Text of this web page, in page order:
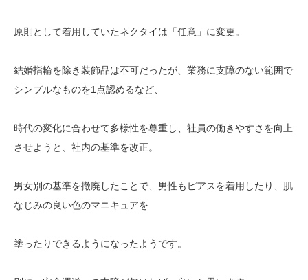
原則として着用していたネクタイは「任意」に変更。
結婚指輪を除き装飾品は不可だったが、業務に支障のない範囲で
シンプルなものを1点認めるなど、
時代の変化に合わせて多様性を尊重し、社員の働きやすさを向上
させようと、社内の基準を改正。
男女別の基準を撤廃したことで、男性もピアスを着用したり、肌
なじみの良い色のマニキュアを
塗ったりできるようになったようです。